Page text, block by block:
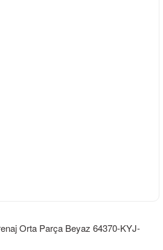
Orta Parça Beyaz 64370-KYJ-